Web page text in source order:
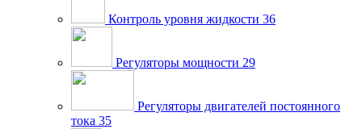
Контроль уровня жидкости 36
Регуляторы мощности 29
Регуляторы двигателей постоянного
тока 35